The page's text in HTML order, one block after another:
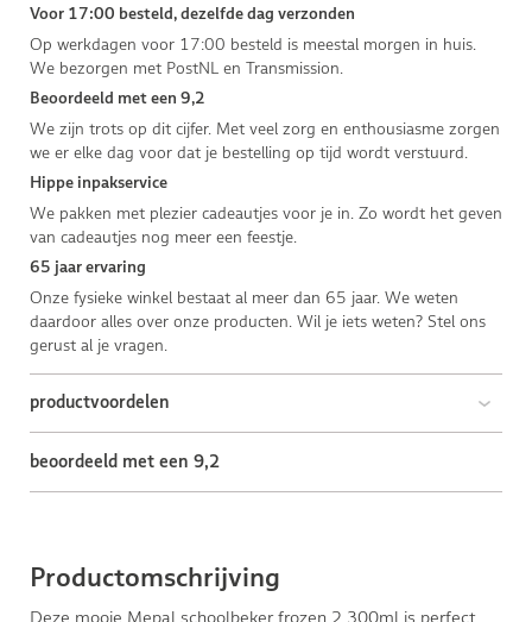
Voor 17:00 besteld, dezelfde dag verzonden
Op werkdagen voor 17:00 besteld is meestal morgen in huis.
We bezorgen met PostNL en Transmission.
Beoordeeld met een 9,2
We zijn trots op dit cijfer. Met veel zorg en enthousiasme zorgen
we er elke dag voor dat je bestelling op tijd wordt verstuurd.
Hippe inpakservice
We pakken met plezier cadeautjes voor je in. Zo wordt het geven
van cadeautjes nog meer een feestje.
65 jaar ervaring
Onze fysieke winkel bestaat al meer dan 65 jaar. We weten
daardoor alles over onze producten. Wil je iets weten? Stel ons
gerust al je vragen.
productvoordelen
beoordeeld met een 9,2
Productomschrijving
Deze mooie Mepal schoolbeker frozen 2 300ml is perfect